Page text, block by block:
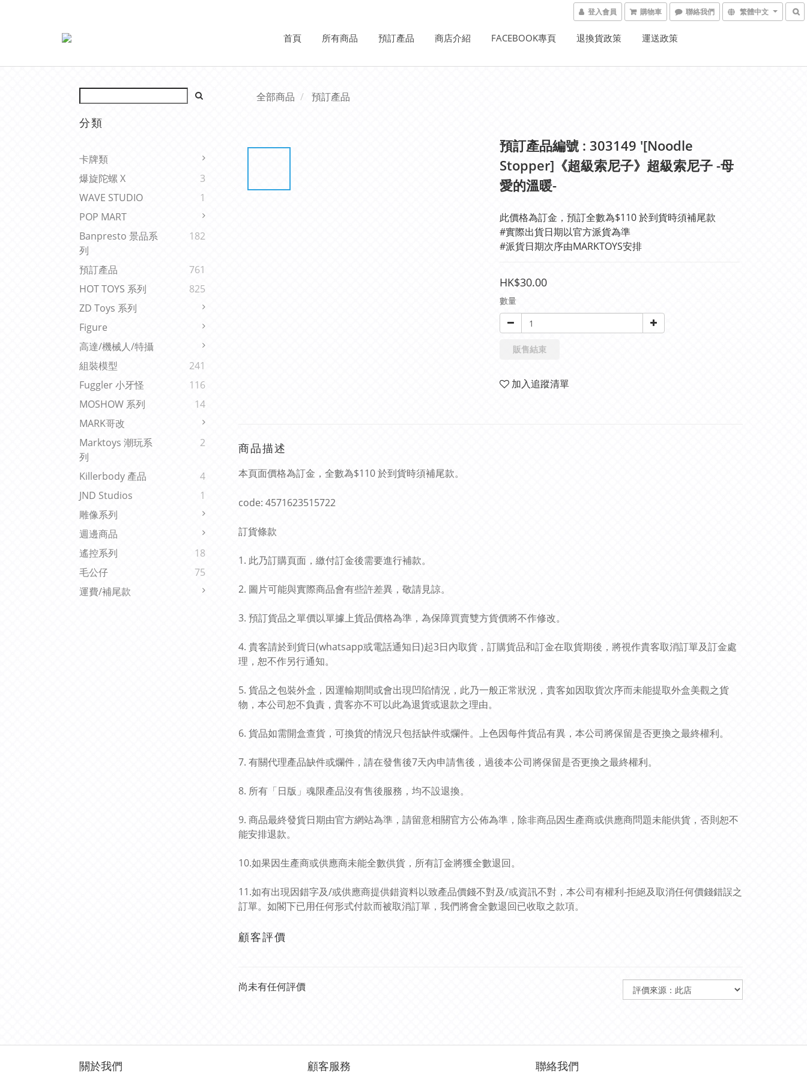
登入會員 購物車 聯絡我們 繁體中文
首頁 所有商品 預訂產品 商店介紹 FACEBOOK專頁 退換貨政策 運送政策
分類
卡牌類
爆旋陀螺 X
3
WAVE STUDIO
1
POP MART
Banpresto 景品系
列
182
預訂產品
761
HOT TOYS 系列
825
ZD Toys 系列
Figure
高達/機械人/特攝
組裝模型
241
Fuggler 小牙怪
116
MOSHOW 系列
14
MARK哥改
Marktoys 潮玩系
列
2
Killerbody 產品
4
JND Studios
1
雕像系列
週邊商品
遙控系列
18
毛公仔
75
運費/補尾款
全部商品 預訂產品
預訂產品編號 : 303149 '[Noodle
Stopper]《超級索尼子》超級索尼子 -母
愛的溫暖-
此價格為訂金，預訂全數為$110 於到貨時須補尾款
#實際出貨日期以官方派貨為準
#派貨日期次序由MARKTOYS安排
HK$30.00
數量
販售結束
加入追蹤清單
商品描述
本頁面價格為訂金，全數為$110 於到貨時須補尾款。
code: 4571623515722
訂貨條款
1. 此乃訂購頁面，繳付訂金後需要進行補款。
2. 圖片可能與實際商品會有些許差異，敬請見諒。
3. 預訂貨品之單價以單據上貨品價格為準，為保障買賣雙方貨價將不作修改。
4. 貴客請於到貨日(whatsapp或電話通知日)起3日內取貨，訂購貨品和訂金在取貨期後，將視作貴客取消訂單及訂金處
理，恕不作另行通知。
5. 貨品之包裝外盒，因運輸期間或會出現凹陷情況，此乃一般正常狀況，貴客如因取貨次序而未能提取外盒美觀之貨
物，本公司恕不負責，貴客亦不可以此為退貨或退款之理由。
6. 貨品如需開盒查貨，可換貨的情況只包括缺件或爛件。上色因每件貨品有異，本公司將保留是否更換之最終權利。
7. 有關代理產品缺件或爛件，請在發售後7天內申請售後，過後本公司將保留是否更換之最終權利。
8. 所有「日版」魂限產品沒有售後服務，均不設退換。
9. 商品最終發貨日期由官方網站為準，請留意相關官方公佈為準，除非商品因生產商或供應商問題未能供貨，否則恕不
能安排退款。
10.如果因生產商或供應商未能全數供貨，所有訂金將獲全數退回。
11.如有出現因錯字及/或供應商提供錯資料以致產品價錢不對及/或資訊不對，本公司有權利-拒絕及取消任何價錢錯誤之
訂單。如閣下已用任何形式付款而被取消訂單，我們將會全數退回已收取之款項。
顧客評價
尚未有任何評價
關於我們 顧客服務 聯絡我們